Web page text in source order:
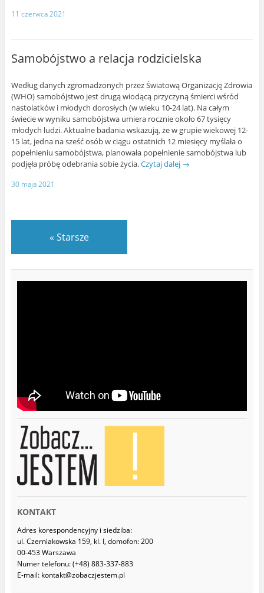
11 czerwca 2021
Samobójstwo a relacja rodzicielska
Według danych zgromadzonych przez Światową Organizację Zdrowia
(WHO) samobójstwo jest drugą wiodącą przyczyną śmierci wśród
nastolatków i młodych dorosłych (w wieku 10-24 lat). Na całym
świecie w wyniku samobójstwa umiera rocznie około 67 tysięcy
młodych ludzi. Aktualne badania wskazują, że w grupie wiekowej 12-
15 lat, jedna na sześć osób w ciągu ostatnich 12 miesięcy myślała o
popełnieniu samobójstwa, planowała popełnienie samobójstwa lub
podjęła próbę odebrania sobie życia.Czytaj dalej →
30 maja 2021
« Starsze
KONTAKT
Adres korespondencyjny i siedziba:
ul. Czerniakowska 159, kl. I, domofon: 200
00-453 Warszawa
Numer telefonu: (+48) 883-337-883
E-mail: kontakt@zobaczjestem.pl